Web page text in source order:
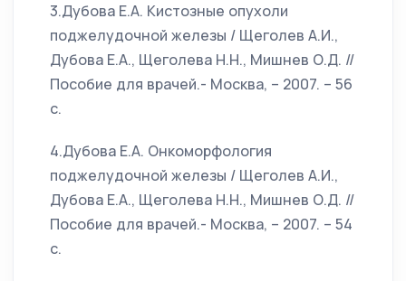
3.Дубова Е.А. Кистозные опухоли
поджелудочной железы / Щеголев А.И.,
Дубова Е.А., Щеголева Н.Н., Мишнев О.Д. //
Пособие для врачей.- Москва, – 2007. – 56
с.
4.Дубова Е.А. Онкоморфология
поджелудочной железы / Щеголев А.И.,
Дубова Е.А., Щеголева Н.Н., Мишнев О.Д. //
Пособие для врачей.- Москва, – 2007. – 54
с.